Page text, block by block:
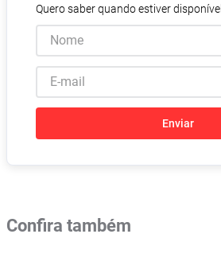
Quero saber quando estiver disponível
Enviar
Confira também